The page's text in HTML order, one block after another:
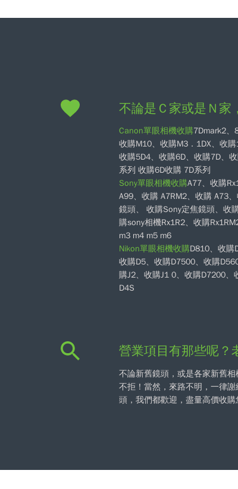
不論是Ｃ家或是Ｎ家
Canon單眼相機收購7Dmark2、
收購M10、收購M3．1DX、收
收購5D4、收購6D、收購7D、
系列 收購6D收購 7D系列
Sony單眼相機收購A77、收購
A99、收購 A7RM2、收購 A73
鏡頭、 收購Sony定焦鏡頭、收
購sony相機Rx1R2、收購
m3 m4 m5 m6
Nikon單眼相機收購D810、收購
收購D5、收購D7500、收購
購J2、收購J1 0、收購D7200
D4S
營業項目有那些呢？
不論新舊鏡頭，或是各家新舊
不拒！當然，來路不明，一律
頭，我們都歡迎，盡量高價收購